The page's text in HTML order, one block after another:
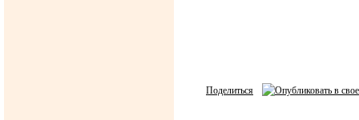
Поделиться